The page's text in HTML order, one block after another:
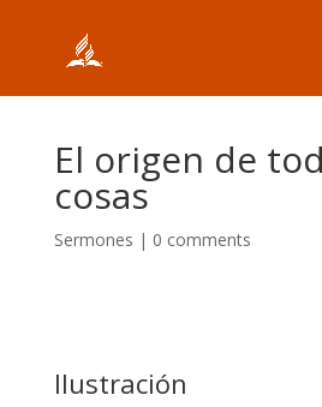
El origen de
cosas
Sermones | 0 comments
Ilustración